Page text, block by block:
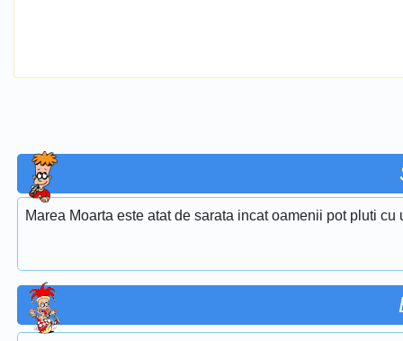
Marea Moarta este atat de sarata incat oamenii pot pluti cu